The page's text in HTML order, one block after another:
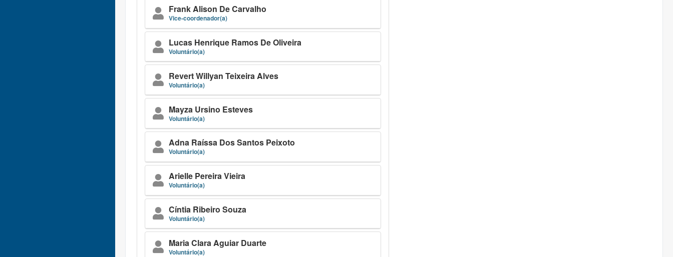
Frank Alison De Carvalho
Vice-coordenador(a)
Lucas Henrique Ramos De Oliveira
Voluntário(a)
Revert Willyan Teixeira Alves
Voluntário(a)
Mayza Ursino Esteves
Voluntário(a)
Adna Raíssa Dos Santos Peixoto
Voluntário(a)
Arielle Pereira Vieira
Voluntário(a)
Cíntia Ribeiro Souza
Voluntário(a)
Maria Clara Aguiar Duarte
Voluntário(a)